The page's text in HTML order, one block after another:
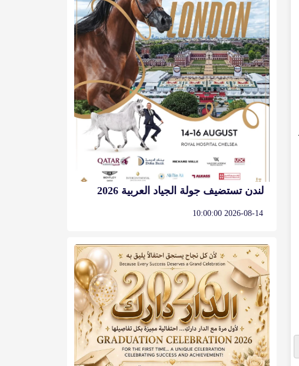
لندن تستضيف جولة الجياد العربية 2026
2026-08-14 10:00:00